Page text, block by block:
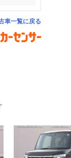
車一覧に戻る